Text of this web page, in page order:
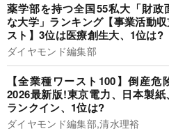
薬学部を持つ全国55私大「財政
な大学」ランキング【事業活動
スト】3位は医療創生大、1位は?
ダイヤモンド編集部
【全業種ワースト100】倒産危
2026最新版!東京電力、日本製
ランクイン、1位は?
ダイヤモンド編集部,清水理裕